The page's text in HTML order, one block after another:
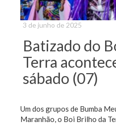
3 de junho de 2025
Batizado do
Terra
sábado (07)
Um dos grupos de Bumba
Maranhão, o Boi Brilho da